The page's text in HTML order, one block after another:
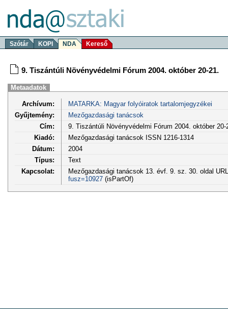
Szótár KOPI NDA Kereső
9. Tiszántúli Növényvédelmi Fórum 2004. október 20-21.
Metaadatok
Archívum:
MATARKA: Magyar folyóiratok tartalomjegyzékei
Gyűjtemény:
Mezőgazdasági tanácsok
Cím:
9. Tiszántúli Növényvédelmi Fórum 2004. október 20-
Kiadó:
Mezőgazdasági tanácsok ISSN 1216-1314
Dátum:
2004
Típus:
Text
Kapcsolat:
Mezőgazdasági tanácsok 13. évf. 9. sz. 30. oldal
fusz=10927(isPartOf)